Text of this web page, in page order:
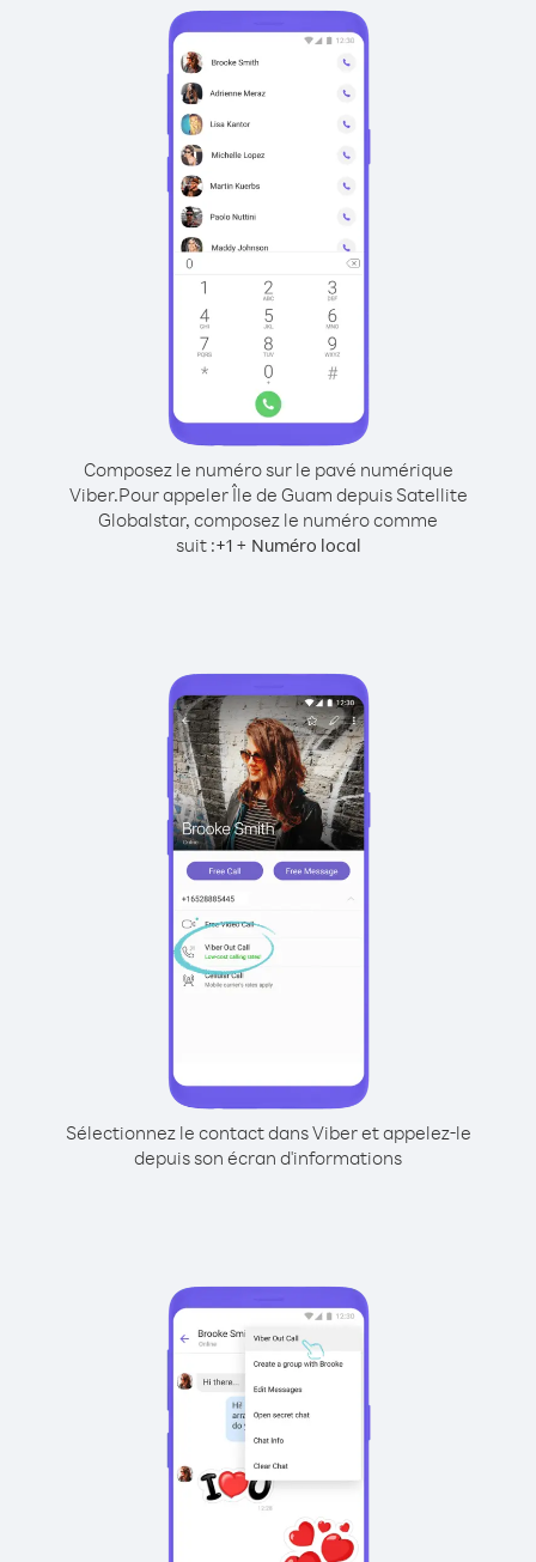
Composez le numéro sur le pavé numérique
Viber.Pour appeler Île de Guam depuis Satellite
Globalstar, composez le numéro comme
suit :+1+ Numéro local
Sélectionnez le contact dans Viber et appelez-le
depuis son écran d'informations